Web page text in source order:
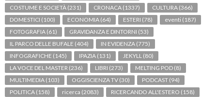
COSTUME E SOCIETÀ (231) CRONACA (1337) CULTURA (366)
DOMESTICI (100) ECONOMIA (64) ESTERI (78) eventi (187)
FOTOGRAFIA (61) GRAVIDANZA E DINTORNI (53)
IL PARCO DELLE BUFALE (404) IN EVIDENZA (775)
INFOGRAFICHE (145) IPAZIA (131) JEKYLL (80)
LA VOCE DEL MASTER (236) LIBRI (273) MELTING POD (8)
MULTIMEDIA (103) OGGISCIENZA TV (30) PODCAST (94)
POLITICA (158) ricerca (2083) RICERCANDO ALL'ESTERO (158)